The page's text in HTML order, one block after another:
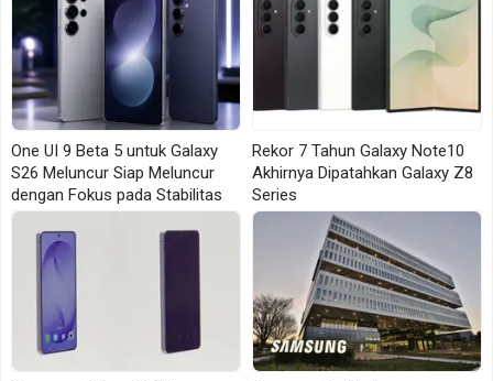
12GB
Sebagai penerus Galaxy A05s, Galaxy A06 5G
membawa peningkatan signifikan. Prosesor
MediaTek Dimensity 6300 yang digunakan
memberikan responsivitas tinggi untuk beragam
aktivitas digital.
Perangkat ini hadir dengan baterai 5.000mAh, RAM
hingga 12GB (termasuk RAM Plus), serta memori
internal 128GB yang dapat diperluas hingga 1,5TB
melalui microSD. Kombinasi ini memungkinkan
pengguna menjalankan aplikasi secara multitasking
One UI 9 Beta 5 untuk Galaxy
S26 Meluncur Siap Meluncur
dengan Fokus pada Stabilitas
Rekor 7 Tahun Galaxy Note10
Akhirnya Dipatahkan Galaxy Z8
Series